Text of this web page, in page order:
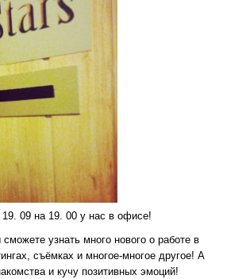
19. 09 на 19. 00 у нас в офисе!
узнать много нового о работе в
съёмках и многое-многое другое! А
и кучу позитивных эмоций!